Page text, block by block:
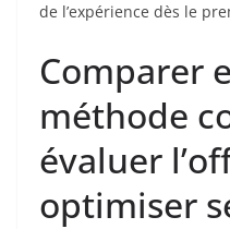
de l’expérience dès le
Comparer
méthode
évaluer
optimiser